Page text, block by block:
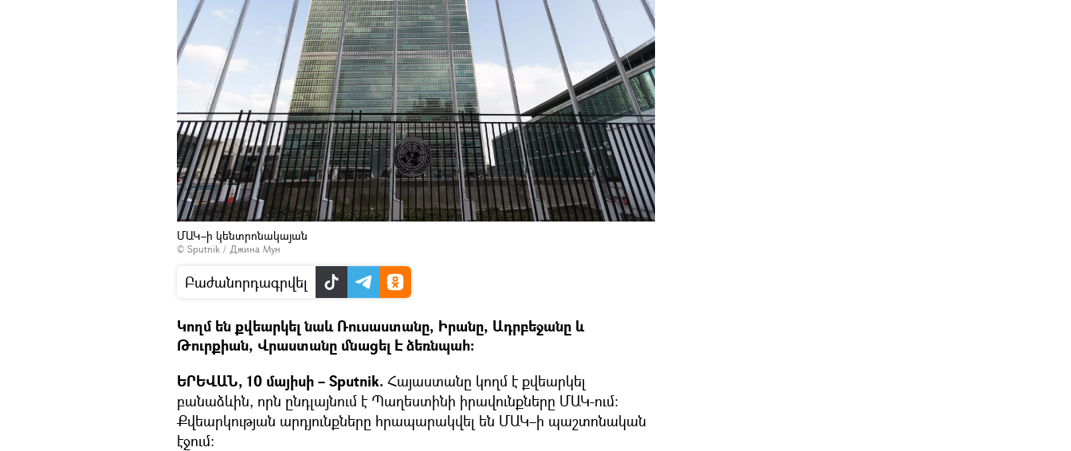
ՄԱԿ–ի կենտրոնակայան
© Sputnik / Джина Мун
Բաժանորդագրվել
Կողմ են քվեարկել նաև Ռուսաստանը, Իրանը, Ադրբեջանը և
Թուրքիան, Վրաստանը մնացել Է ձեռնպահ։
ԵՐԵՎԱՆ, 10 մայիսի – Sputnik. Հայաստանը կողմ է քվեարկել
բանաձևին, որն ընդլայնում է Պաղեստինի իրավունքները ՄԱԿ-ում։
Քվեարկության արդյունքները հրապարակվել են ՄԱԿ–ի պաշտոնական
էջում։